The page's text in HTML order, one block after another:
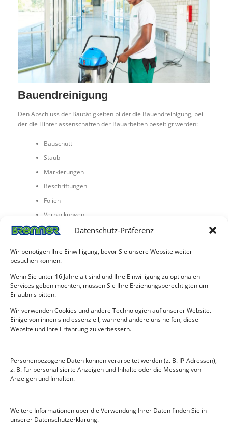
Datenschutz-Präferenz
Wir benötigen Ihre Einwilligung, bevor Sie unsere Website weiter
besuchen können.
Wenn Sie unter 16 Jahre alt sind und Ihre Einwilligung zu optionalen
Services geben möchten, müssen Sie Ihre Erziehungsberechtigten um
Erlaubnis bitten.
Wir verwenden Cookies und andere Technologien auf unserer Website.
Einige von ihnen sind essenziell, während andere uns helfen, diese
Website und Ihre Erfahrung zu verbessern.
Personenbezogene Daten können verarbeitet werden (z. B. IP-Adressen),
z. B. für personalisierte Anzeigen und Inhalte oder die Messung von
Anzeigen und Inhalten.
Weitere Informationen über die Verwendung Ihrer Daten finden Sie in
unserer Datenschutzerklärung.
Bauendreinigung
Den Abschluss der Bautätigkeiten bildet die Bauendreinigung, bei
der die Hinterlassenschaften der Bauarbeiten beseitigt werden:
Bauschutt
Staub
Markierungen
Beschriftungen
Folien
Verpackungen
Wasserflecken
Jetzt können sich die Spezialisten für den Innenausbau um die
Details kümmern, die eine Immobilie lebenswert und einen
Baureinigung in Karlsruhe & Region
Sie haben Fragen zu unserem Service? Rufen Sie